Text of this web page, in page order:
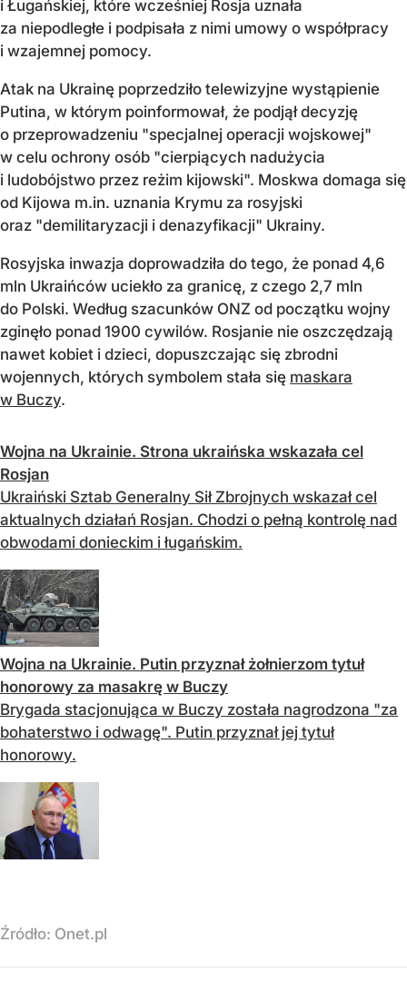
i Ługańskiej, które wcześniej Rosja uznała
za niepodległe i podpisała z nimi umowy o współpracy
i wzajemnej pomocy.
Atak na Ukrainę poprzedziło telewizyjne wystąpienie
Putina, w którym poinformował, że podjął decyzję
o przeprowadzeniu "specjalnej operacji wojskowej"
w celu ochrony osób "cierpiących nadużycia
i ludobójstwo przez reżim kijowski". Moskwa domaga się
od Kijowa m.in. uznania Krymu za rosyjski
oraz "demilitaryzacji i denazyfikacji" Ukrainy.
Rosyjska inwazja doprowadziła do tego, że ponad 4,6
mln Ukraińców uciekło za granicę, z czego 2,7 mln
do Polski. Według szacunków ONZ od początku wojny
zginęło ponad 1900 cywilów. Rosjanie nie oszczędzają
nawet kobiet i dzieci, dopuszczając się zbrodni
wojennych, których symbolem stała się maskara
w Buczy.
Wojna na Ukrainie. Strona ukraińska wskazała cel
Rosjan
Ukraiński Sztab Generalny Sił Zbrojnych wskazał cel
aktualnych działań Rosjan. Chodzi o pełną kontrolę nad
obwodami donieckim i ługańskim.
Wojna na Ukrainie. Putin przyznał żołnierzom tytuł
honorowy za masakrę w Buczy
Brygada stacjonująca w Buczy została nagrodzona "za
bohaterstwo i odwagę". Putin przyznał jej tytuł
honorowy.
Źródło: Onet.pl